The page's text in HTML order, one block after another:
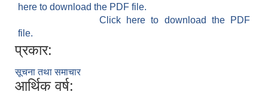
here to download the PDF file.
Click here to download the PDF
file.
प्रकार:
सूचना तथा समाचार
आर्थिक वर्ष: